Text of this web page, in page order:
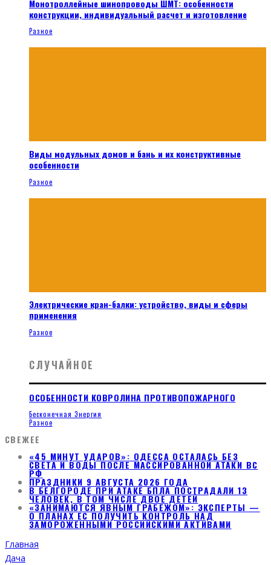
Монотроллейные шинопроводы ШМТ: особенности
конструкции, индивидуальный расчет и изготовление
Разное
Виды модульных домов и бань и их конструктивные
особенности
Разное
Электрические кран-балки: устройство, виды и сферы
применения
Разное
СЛУЧАЙНОЕ
ОСОБЕННОСТИ КОВРОЛИНА ПРОТИВОПОЖАРНОГО
Бесконечная Энергия
Разное
СВЕЖЕЕ
«45 МИНУТ УДАРОВ»: ОДЕССА ОСТАЛАСЬ БЕЗ
СВЕТА И ВОДЫ ПОСЛЕ МАССИРОВАННОЙ АТАКИ ВС
РФ
ПРАЗДНИКИ 9 АВГУСТА 2026 ГОДА
В БЕЛГОРОДЕ ПРИ АТАКЕ БПЛА ПОСТРАДАЛИ 13
ЧЕЛОВЕК, В ТОМ ЧИСЛЕ ДВОЕ ДЕТЕЙ
«ЗАНИМАЮТСЯ ЯВНЫМ ГРАБЕЖОМ»: ЭКСПЕРТЫ —
О ПЛАНАХ ЕС ПОЛУЧИТЬ КОНТРОЛЬ НАД
ЗАМОРОЖЕННЫМИ РОССИЙСКИМИ АКТИВАМИ
Главная
Дача